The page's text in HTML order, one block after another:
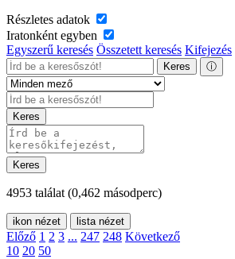
Részletes adatok
Iratonként egyben
Egyszerű keresés Összetett keresés Kifejezés
Keres ⓘ
Keres
Keres
4953 találat (0,462 másodperc)
ikon nézet lista nézet
Előző 1 2 3 ... 247 248 Következő
10 20 50